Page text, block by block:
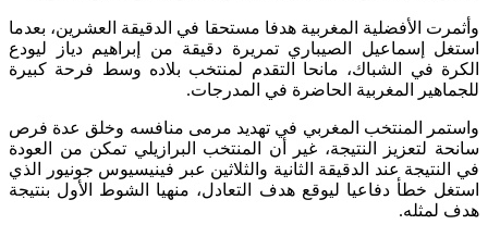
وأثمرت الأفضلية المغربية هدفا مستحقا في الدقيقة العشرين، بعدما
استغل إسماعيل الصيباري تمريرة دقيقة من إبراهيم دياز ليودع
الكرة في الشباك، مانحا التقدم لمنتخب بلاده وسط فرحة كبيرة
للجماهير المغربية الحاضرة في المدرجات.
واستمر المنتخب المغربي في تهديد مرمى منافسه وخلق عدة فرص
سانحة لتعزيز النتيجة، غير أن المنتخب البرازيلي تمكن من العودة
في النتيجة عند الدقيقة الثانية والثلاثين عبر فينيسيوس جونيور الذي
استغل خطأ دفاعيا ليوقع هدف التعادل، منهيا الشوط الأول بنتيجة
هدف لمثله.